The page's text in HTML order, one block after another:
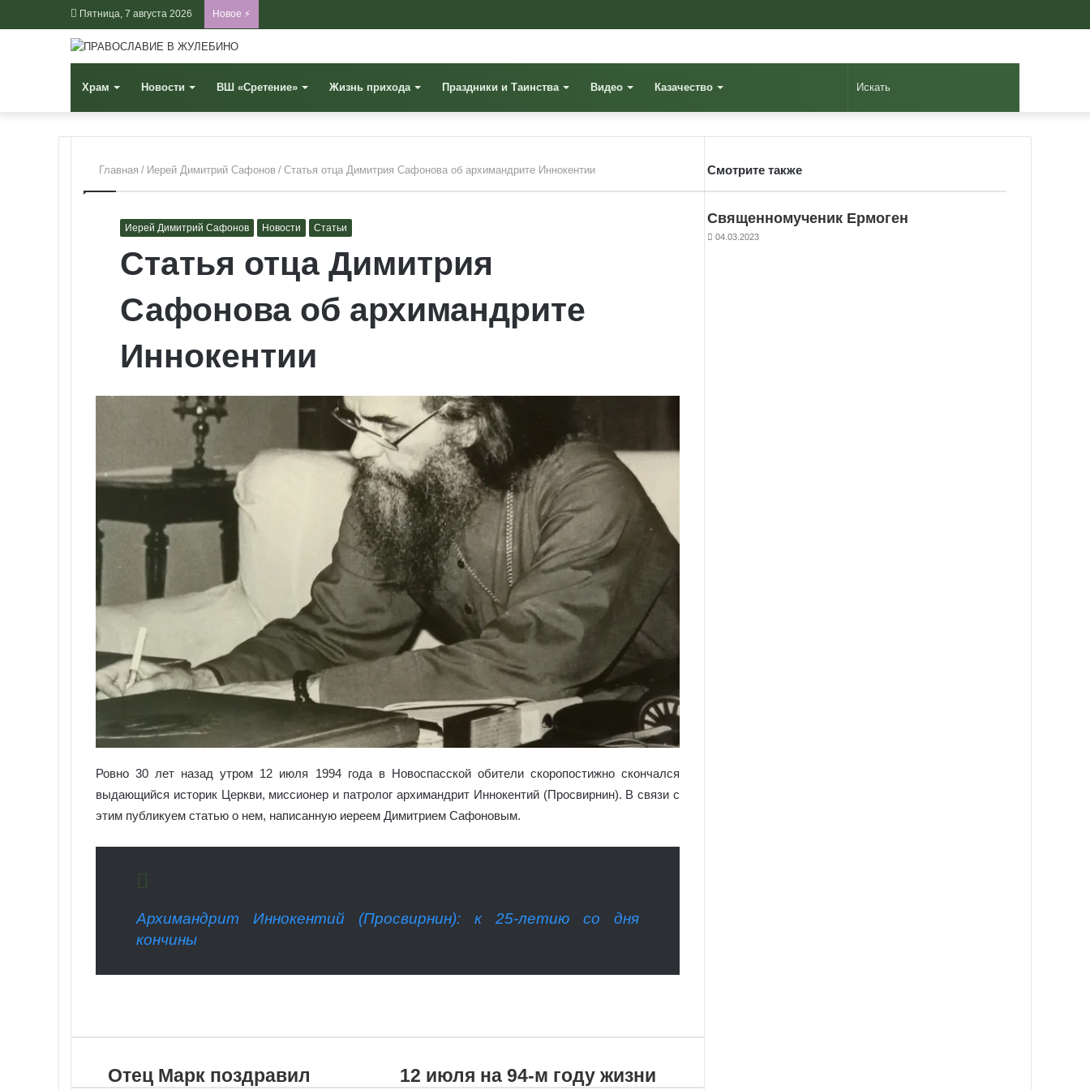
Пятница, 7 августа 2026 Новое ⚡
Храм Новости ВШ «Сретение» Жизнь прихода Праздники и Таинства Видео Казачество
Главная / Иерей Димитрий Сафонов / Статья отца Димитрия Сафонова об архимандрите Иннокентии
Иерей Димитрий Сафонов Новости Статьи
Статья отца Димитрия
Сафонова об архимандрите
Иннокентии
Ровно 30 лет назад утром 12 июля 1994 года в Новоспасской обители скоропостижно скончался
выдающийся историк Церкви, миссионер и патролог архимандрит Иннокентий (Просвирнин). В связи с
этим публикуем статью о нем, написанную иереем Димитрием Сафоновым.
Архимандрит Иннокентий (Просвирнин): к 25-летию со дня
кончины
почте
Отец Марк поздравил
12 июля на 94-м году жизни
Смотрите также
Священномученик Ермоген
04.03.2023